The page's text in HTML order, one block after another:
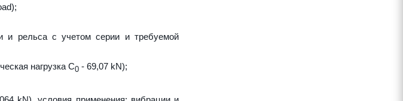
и рельса с учетом серии и требуемой
нагрузка С0 - 69,07 kN);